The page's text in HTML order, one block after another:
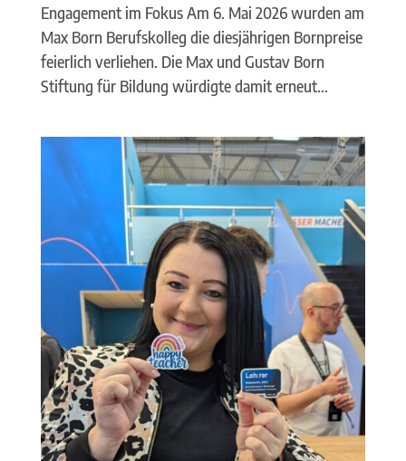
Engagement im Fokus Am 6. Mai 2026 wurden am
Max Born Berufskolleg die diesjährigen Bornpreise
feierlich verliehen. Die Max und Gustav Born
Stiftung für Bildung würdigte damit erneut...